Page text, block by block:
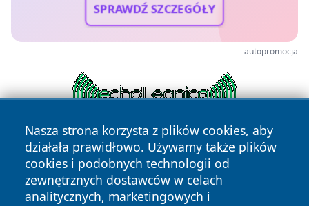
SPRAWDŹ SZCZEGÓŁY
autopromocja
Nasza strona korzysta z plików cookies, aby
działała prawidłowo. Używamy także plików
cookies i podobnych technologii od
zewnętrznych dostawców w celach
analitycznych, marketingowych i